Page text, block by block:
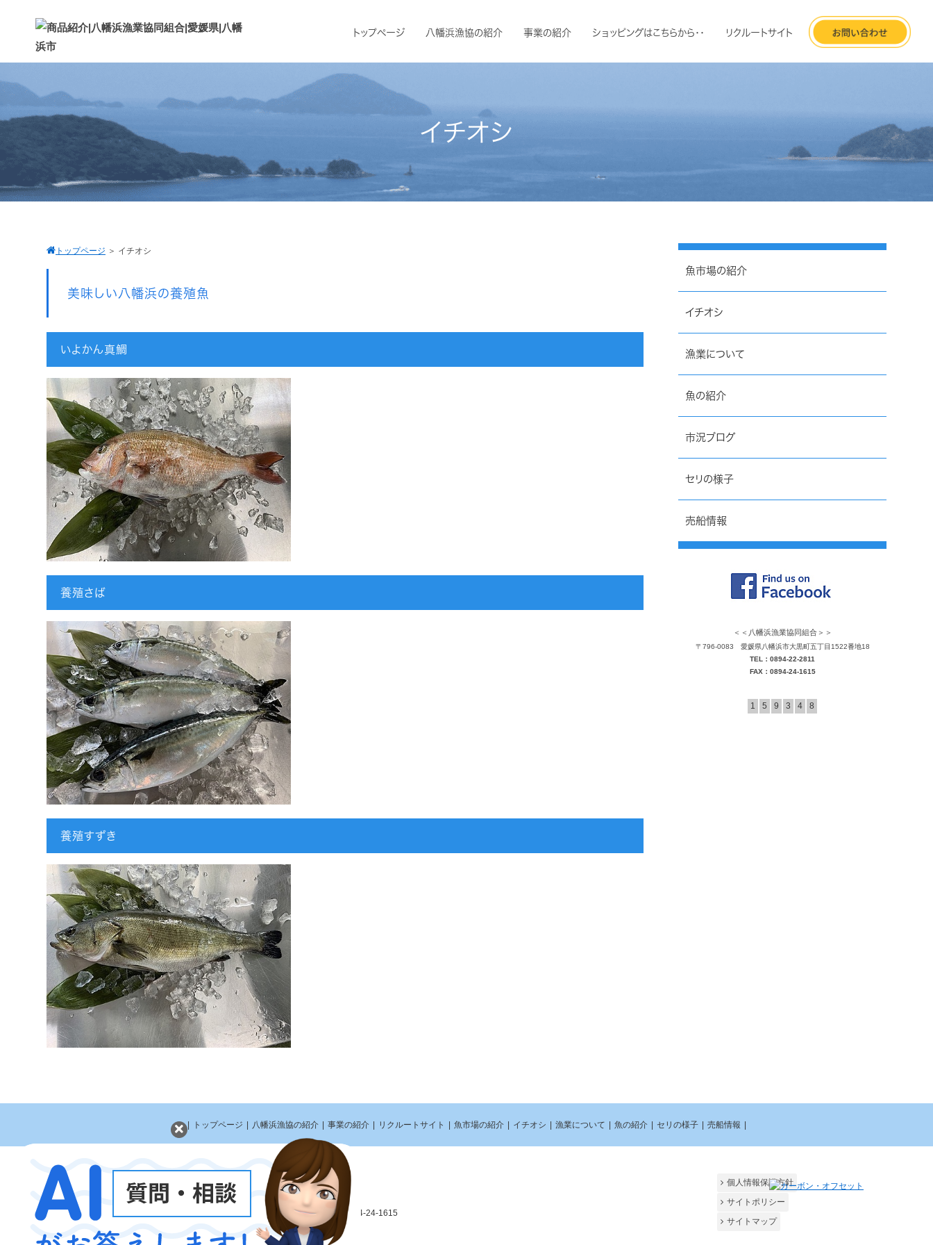
トップページ 八幡浜漁協の紹介 事業の紹介 ショッピングはこちらから・・ リクルートサイト
イチオシ
トップページ ＞ イチオシ
美味しい八幡浜の養殖魚
いよかん真鯛
養殖さば
養殖すずき
魚市場の紹介
イチオシ
漁業について
魚の紹介
市況ブログ
セリの様子
売船情報
＜＜八幡浜漁業協同組合＞＞
〒796-0083 愛媛県八幡浜市大黒町五丁目1522番地18
TEL：0894-22-2811
FAX：0894-24-1615
1 5 9 3 4 8
| トップページ 八幡浜漁協の紹介 事業の紹介 リクルートサイト 魚市場の紹介 イチオシ 漁業について 魚の紹介 セリの様子 売船情報
〒796-0083 愛媛県八幡浜市大黒町五丁目1522番地18 TEL：0894-22-2811 FAX：0894-24-1615
八幡浜漁業協同組合公式WEBサイト All Rights Reserved.
個人情報保護方針
サイトポリシー
サイトマップ